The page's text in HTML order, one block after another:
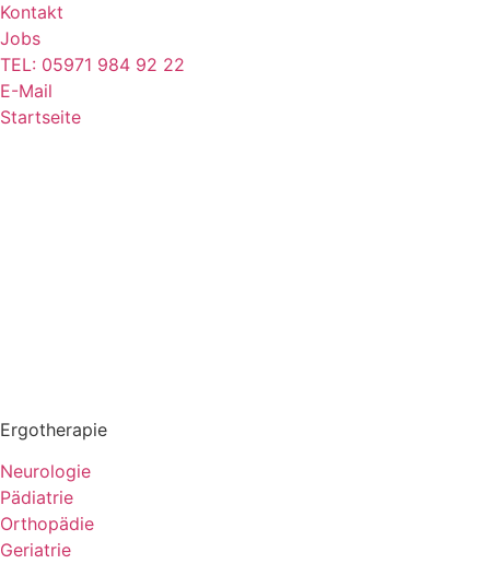
Kontakt
Jobs
TEL: 05971 984 92 22
E-Mail
Startseite
Ergotherapie
Neurologie
Pädiatrie
Orthopädie
Geriatrie